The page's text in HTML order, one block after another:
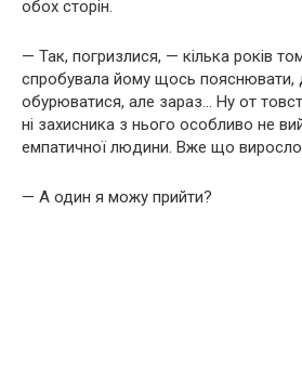
обох сторін.
— Так, погризлися, — кілька років
спробувала йому щось пояснювати,
обурюватися, але зараз… Ну от
ні захисника з нього особливо не
емпатичної людини. Вже що
— А один я можу прийти?